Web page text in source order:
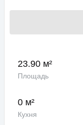
23.90 м²
Площадь
0 м²
Кухня